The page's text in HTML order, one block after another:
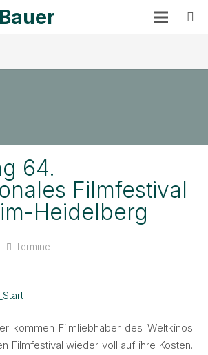
64.
Filmfestival
Heidelberg
Termine
kommen Filmliebhaber des Weltkinos
Filmfestival wieder voll auf ihre Kosten.